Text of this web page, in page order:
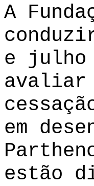
A
e julho
avaliar
em
estão